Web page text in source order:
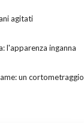
agitati
l'apparenza inganna
un cortometraggio